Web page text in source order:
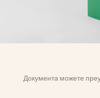
Документа можете